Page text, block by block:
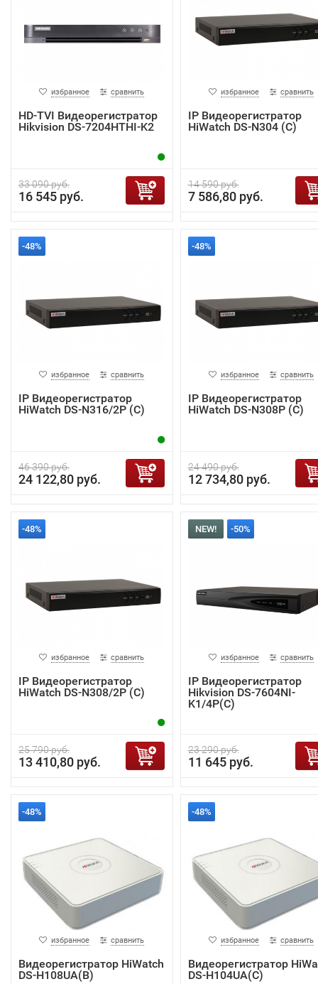
избранное сравнить
HD-TVI Видеорегистратор
Hikvision DS-7204HTHI-K2
33 090 руб.
16 545 руб.
избранное сравнить
IP Видеорегистратор
HiWatch DS-N304 (C)
14 590 руб.
7 586,80 руб.
-48%
избранное сравнить
IP Видеорегистратор
HiWatch DS-N316/2P (C)
46 390 руб.
24 122,80 руб.
-48%
избранное сравнить
IP Видеорегистратор
HiWatch DS-N308P (С)
24 490 руб.
12 734,80 руб.
-48%
избранное сравнить
IP Видеорегистратор
HiWatch DS-N308/2P (C)
25 790 руб.
13 410,80 руб.
NEW! -50%
избранное сравнить
IP Видеорегистратор
Hikvision DS-7604NI-
K1/4P(C)
23 290 руб.
11 645 руб.
-48%
избранное сравнить
Видеорегистратор HiWatch
DS-H108UA(B)
-48%
избранное сравнить
Видеорегистратор
DS-H104UA(C)